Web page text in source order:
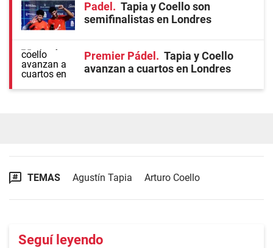
Padel
Tapia y Coello son
semifinalistas en Londres
Premier Pádel
Tapia y Coello
avanzan a cuartos en Londres
TEMAS Agustín Tapia Arturo Coello
Seguí leyendo